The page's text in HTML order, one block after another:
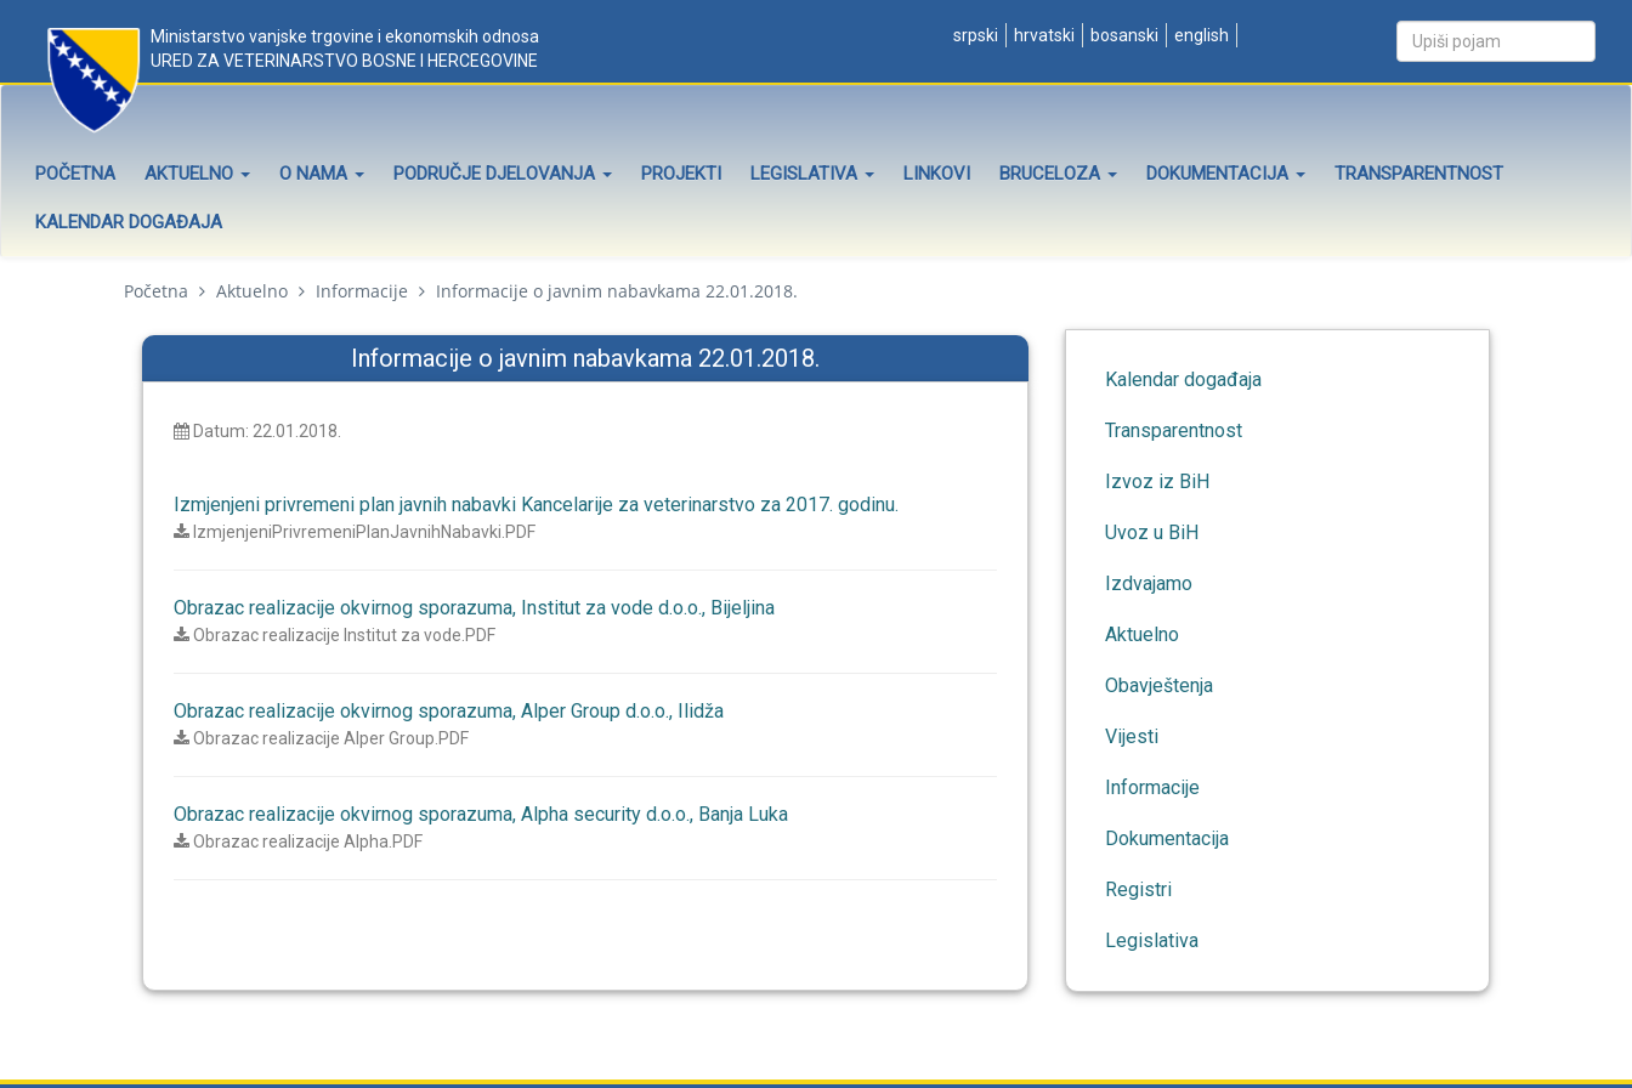
Ministarstvo vanjske trgovine i ekonomskih odnosa
URED ZA VETERINARSTVO BOSNE I HERCEGOVINE
srpski hrvatski bosanski english
POČETNA AKTUELNO O NAMA PODRUČJE DJELOVANJA PROJEKTI LEGISLATIVA LINKOVI BRUCELOZA DOKUMENTACIJA TRANSPARENTNOST
KALENDAR DOGAĐAJA
Početna Aktuelno Informacije Informacije o javnim nabavkama 22.01.2018.
Informacije o javnim nabavkama 22.01.2018.
Datum: 22.01.2018.
Izmjenjeni privremeni plan javnih nabavki Kancelarije za veterinarstvo za 2017. godinu.
IzmjenjeniPrivremeniPlanJavnihNabavki.PDF
Obrazac realizacije okvirnog sporazuma, Institut za vode d.o.o., Bijeljina
Obrazac realizacije Institut za vode.PDF
Obrazac realizacije okvirnog sporazuma, Alper Group d.o.o., Ilidža
Obrazac realizacije Alper Group.PDF
Obrazac realizacije okvirnog sporazuma, Alpha security d.o.o., Banja Luka
Obrazac realizacije Alpha.PDF
Kalendar događaja
Transparentnost
Izvoz iz BiH
Uvoz u BiH
Izdvajamo
Aktuelno
Obavještenja
Vijesti
Informacije
Dokumentacija
Registri
Legislativa